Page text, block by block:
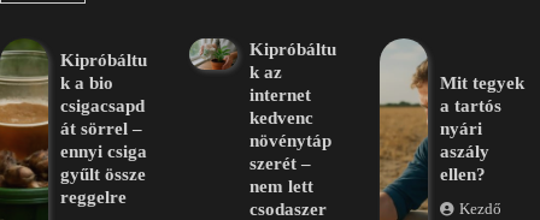
Kipróbáltu
k a bio
csigacsapd
át sörrel –
ennyi csiga
gyűlt össze
reggelre
Kipróbáltu
k az
internet
kedvenc
növénytáp
szerét –
nem lett
csodaszer
Mit tegyek
a tartós
nyári
aszály
ellen?
Kezdő